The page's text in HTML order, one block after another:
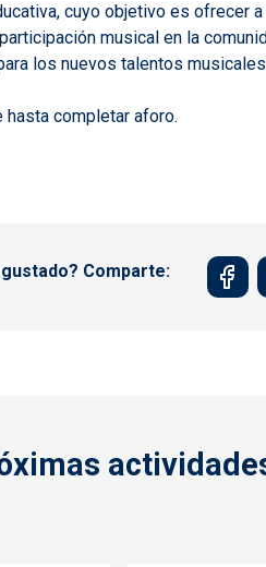
cuyo objetivo es ofrecer
musical en la
los nuevos talentos
hasta completar aforo.
Comparte: